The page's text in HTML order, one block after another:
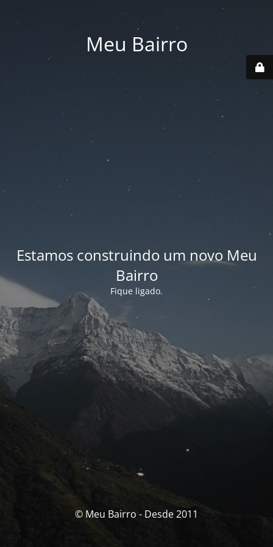
Meu Bairro
Estamos construindo um novo Meu
Bairro
Fique ligado.
© Meu Bairro - Desde 2011